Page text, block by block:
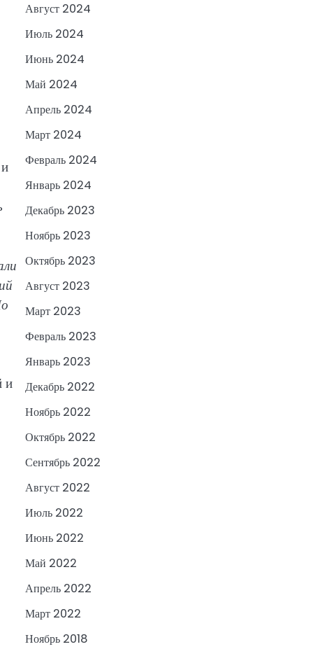
и
Август 2024
Июль 2024
Июнь 2024
Май 2024
Апрель 2024
Март 2024
Февраль 2024
Январь 2024
Декабрь 2023
Ноябрь 2023
Октябрь 2023
Август 2023
Март 2023
Февраль 2023
Январь 2023
Декабрь 2022
Ноябрь 2022
Октябрь 2022
Сентябрь 2022
Август 2022
Июль 2022
Июнь 2022
Май 2022
Апрель 2022
Март 2022
Ноябрь 2018